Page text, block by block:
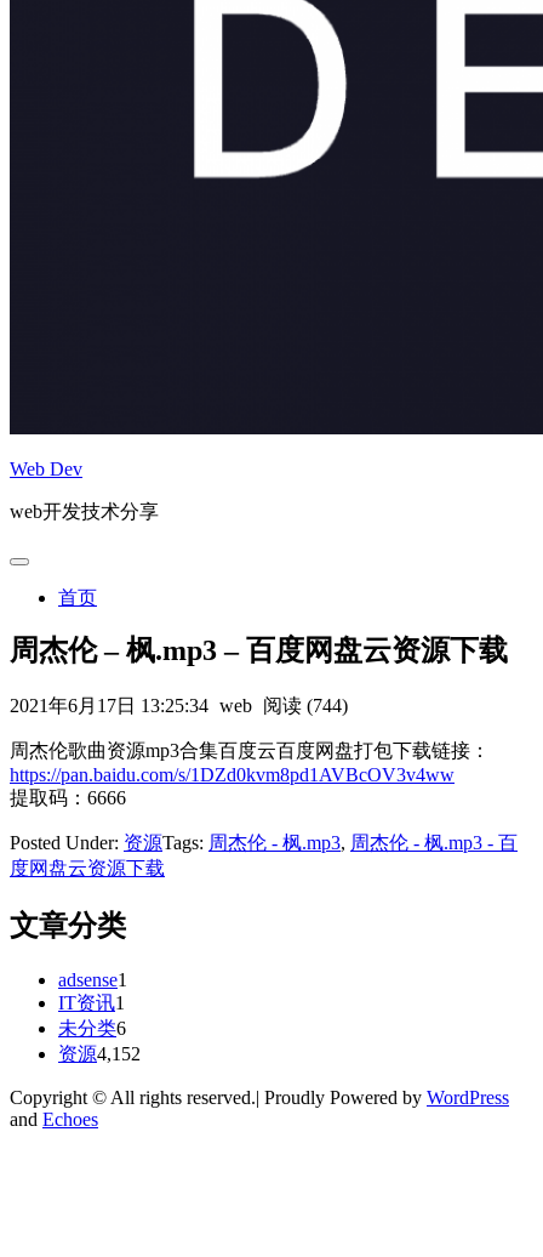
Web Dev
web开发技术分享
首页
周杰伦 – 枫.mp3 – 百度网盘云资源下载
2021年6月17日 13:25:34 web 阅读 (744)
周杰伦歌曲资源mp3合集百度云百度网盘打包下载链接：
https://pan.baidu.com/s/1DZd0kvm8pd1AVBcOV3v4ww
提取码：6666
Posted Under: 资源Tags: 周杰伦 - 枫.mp3, 周杰伦 - 枫.mp3 - 百
度网盘云资源下载
文章分类
adsense1
IT资讯1
未分类6
资源4,152
Copyright © All rights reserved.| Proudly Powered by WordPress
and Echoes